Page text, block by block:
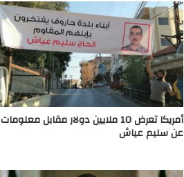
أمريكا تعرض 10 ملايين دولار مقابل معلومات
عن سليم عياش